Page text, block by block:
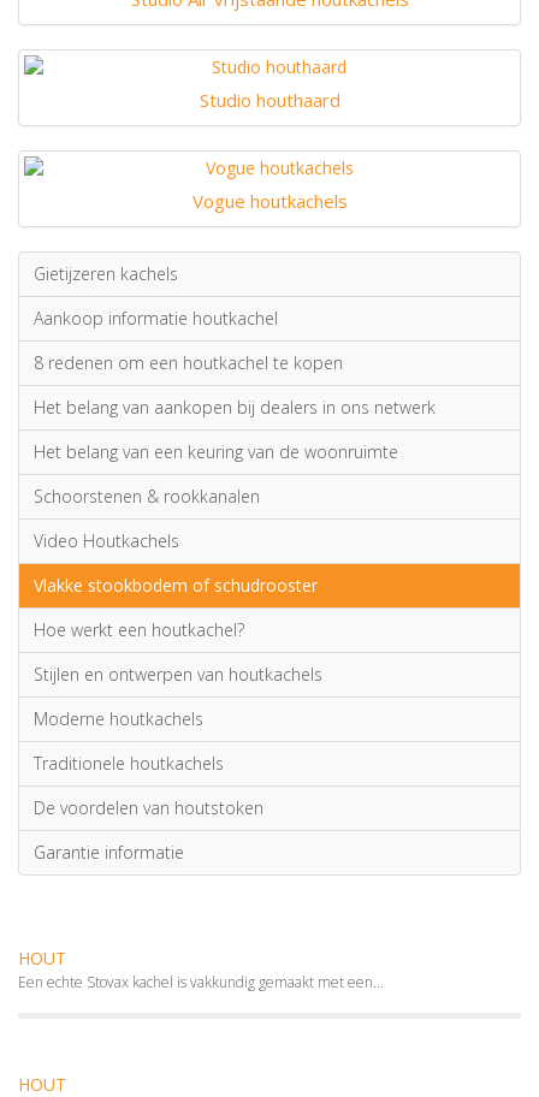
Studio houthaard
Vogue houtkachels
Gietijzeren kachels
Aankoop informatie houtkachel
8 redenen om een houtkachel te kopen
Het belang van aankopen bij dealers in ons netwerk
Het belang van een keuring van de woonruimte
Schoorstenen & rookkanalen
Video Houtkachels
Vlakke stookbodem of schudrooster
Hoe werkt een houtkachel?
Stijlen en ontwerpen van houtkachels
Moderne houtkachels
Traditionele houtkachels
De voordelen van houtstoken
Garantie informatie
HOUT
Een echte Stovax kachel is vakkundig gemaakt met een...
HOUT